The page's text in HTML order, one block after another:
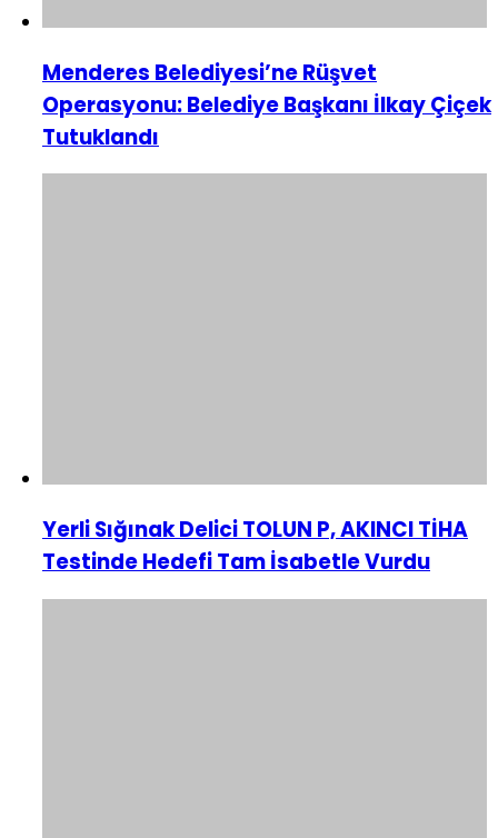
Menderes Belediyesi’ne Rüşvet
Operasyonu: Belediye Başkanı İlkay Çiçek
Tutuklandı
Yerli Sığınak Delici TOLUN P, AKINCI TİHA
Testinde Hedefi Tam İsabetle Vurdu